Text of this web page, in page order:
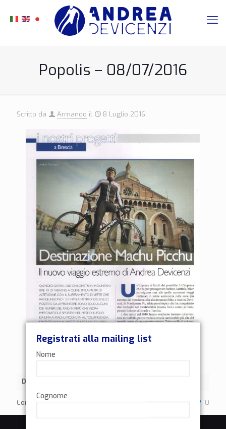
Popolis – 08/07/2016
Scritto da Armando il 8 Luglio 2016
Data
Condividi 0
Registrati alla mailing list
Nome
Cognome